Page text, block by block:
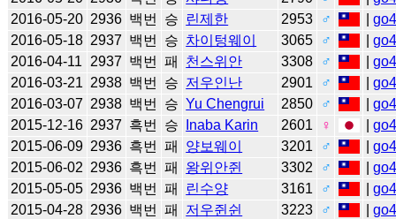
2016-05-20 2936 백번 승 린제한 2953 ♂ |
2016-05-18 2937 백번 승 차이텅웨이 3065 ♂ |
2016-04-11
2937 백번 패 천스위안 3308 ♂ |
2016-03-21 2938 백번 승 저우인난 2901 ♂ |
2016-03-07 2938 백번 승 Yu Chengrui 2850 ♂ |
2015-12-16 2937 흑번 승 Inaba Karin 2601 ♀ |
2015-06-09 2936 흑번 패 양보웨이 3201 ♂ |
2015-06-02 2936 흑번 패 왕위안쥔 3302 ♂ |
2015-05-05 2936 백번 패 린수양 3161 ♂ |
2015-04-28 2936 백번 패 저우쥔쉰 3223 ♂ |